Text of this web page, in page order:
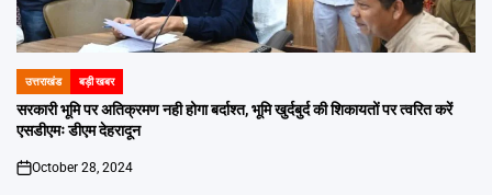
POSTED
IN
उत्तराखंड बड़ी खबर
सरकारी भूमि पर अतिक्रमण नही होगा बर्दाश्त, भूमि खुर्दबुर्द की शिकायतों पर त्वरित करें
एसडीएमः डीएम देहरादून
on
October 28, 2024